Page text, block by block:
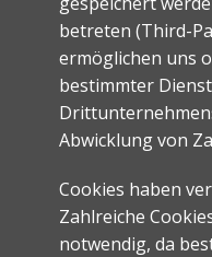
betreten (Third-
ermöglichen uns
bestimmter
Abwicklung von
Cookies haben
Zahlreiche
notwendig, da